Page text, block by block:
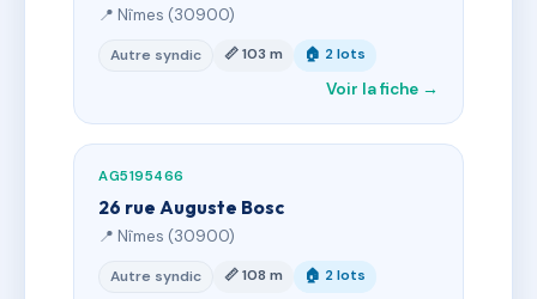
📍 Nîmes (30900)
Autre syndic 📏 103 m 🏠 2 lots
Voir la fiche →
AG5195466
26 rue Auguste Bosc
📍 Nîmes (30900)
Autre syndic 📏 108 m 🏠 2 lots